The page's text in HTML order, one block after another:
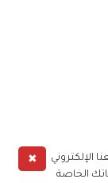
✖
الإلكتروني
الخاصة